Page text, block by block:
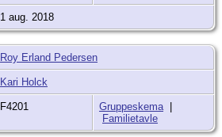
1 aug. 2018
Roy Erland Pedersen
Kari Holck
F4201 Gruppeskema|
Familietavle